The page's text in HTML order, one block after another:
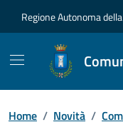
Regione Autonoma
Home / Novità /